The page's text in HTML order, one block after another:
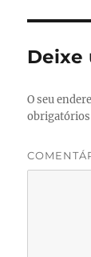
Deixe
O seu